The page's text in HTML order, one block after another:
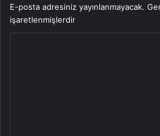
E-posta adresiniz yayınlanmayacak.
işaretlenmişlerdir